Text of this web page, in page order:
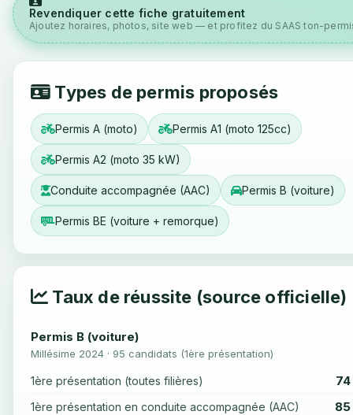
Revendiquer cette fiche gratuitement
Ajoutez horaires, photos, site web — et profitez du SAAS ton-
Types de permis proposés
Permis A (moto) Permis A1 (moto 125cc)
Permis A2 (moto 35 kW)
Conduite accompagnée (AAC) Permis B (voiture)
Permis BE (voiture + remorque)
Taux de réussite (source officielle)
Permis B (voiture)
Millésime 2024 · 95 candidats (1ère présentation)
1ère présentation (toutes filières)
1ère présentation en conduite accompagnée (AAC) 85